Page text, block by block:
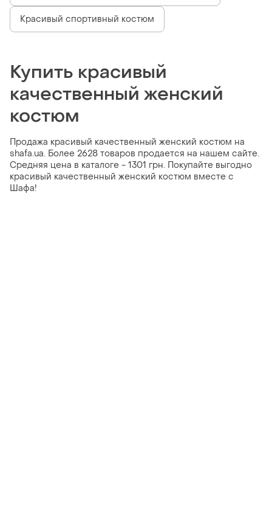
Красивый спортивный костюм
Купить красивый
качественный женский
костюм
Продажа красивый качественный женский костюм на
shafa.ua. Более 2628 товаров продается на нашем сайте.
Средняя цена в каталоге - 1301 грн. Покупайте выгодно
красивый качественный женский костюм вместе с
Шафа!